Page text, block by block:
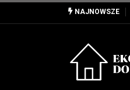
NAJNOWSZE